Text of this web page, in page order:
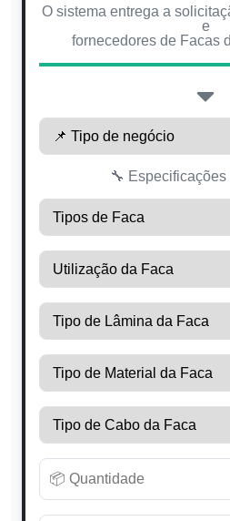
O sistema entrega a
e
fornecedores de Facas
🔧